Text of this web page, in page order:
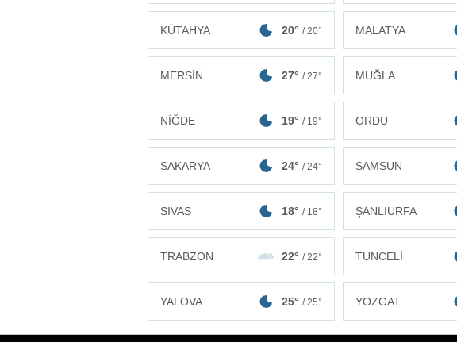
KÜTAHYA 20° / 20° MALATYA
MERSİN 27° / 27° MUĞLA
NİĞDE 19° / 19° ORDU
SAKARYA 24° / 24° SAMSUN
SİVAS 18° / 18° ŞANLIURFA
TRABZON 22° / 22° TUNCELİ
YALOVA 25° / 25° YOZGAT